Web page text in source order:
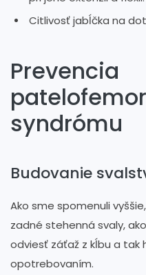
Citlivosť jabĺčka na
Prevencia
syndrómu
Budovanie
Ako sme spomenuli
zadné stehenná svaly,
odviesť záťaž z kĺbu a tak
opotrebovaním.